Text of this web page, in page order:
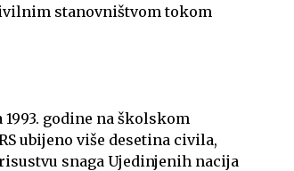
stanovništvom tokom
godine na školskom
ubijeno više desetina civila,
snaga Ujedinjenih nacija